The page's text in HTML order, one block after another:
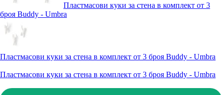
Пластмасови куки за стена в комплект от 3
броя Buddy - Umbra
Пластмасови куки за стена в комплект от 3 броя Buddy - Umbra
Пластмасови куки за стена в комплект от 3 броя Buddy - Umbra